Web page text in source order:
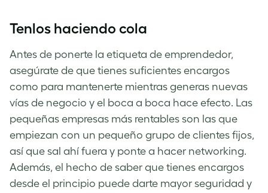
Tenlos haciendo cola
Antes de ponerte la etiqueta de emprendedor,
asegúrate de que tienes suficientes encargos
como para mantenerte mientras generas nuevas
vías de negocio y el boca a boca hace efecto. Las
pequeñas empresas más rentables son las que
empiezan con un pequeño grupo de clientes fijos,
así que sal ahí fuera y ponte a hacer networking.
Además, el hecho de saber que tienes encargos
desde el principio puede darte mayor seguridad y